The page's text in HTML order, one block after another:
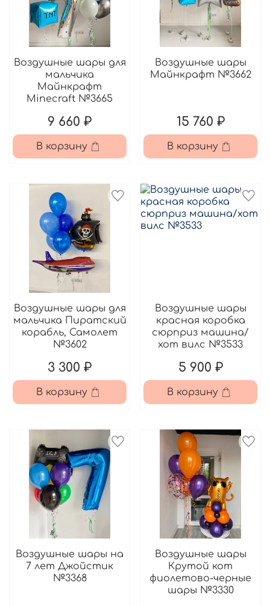
Воздушные шары для
мальчика
Майнкрафт
Minecraft №3665
9 660 ₽
В корзину
Воздушные шары
Майнкрафт №3662
15 760 ₽
В корзину
Воздушные шары для
мальчика Пиратский
корабль, Самолет
№3602
3 300 ₽
В корзину
Воздушные шары
красная коробка
сюрприз машина/
хот вилс №3533
5 900 ₽
В корзину
Воздушные шары на
7 лет Джойстик
№3368
Воздушные шары
Крутой кот
фиолетово-черные
шары №3330